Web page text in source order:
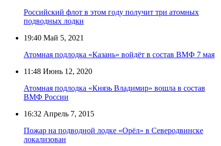
Российский флот в этом году получит три атомных
подводных лодки
19:40 Май 5, 2021
Атомная подлодка «Казань» войдёт в состав ВМФ 7 мая
11:48 Июнь 12, 2020
Атомная подлодка «Князь Владимир» вошла в состав
ВМФ России
16:32 Апрель 7, 2015
Пожар на подводной лодке «Орёл» в Северодвинске
локализован